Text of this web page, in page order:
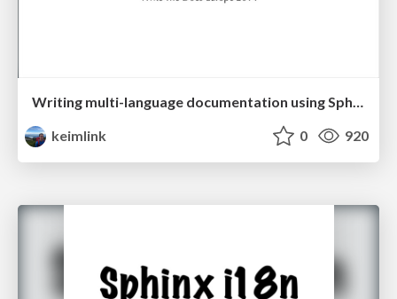
Writing multi-language documentation using Sphinx
keimlink
0 920